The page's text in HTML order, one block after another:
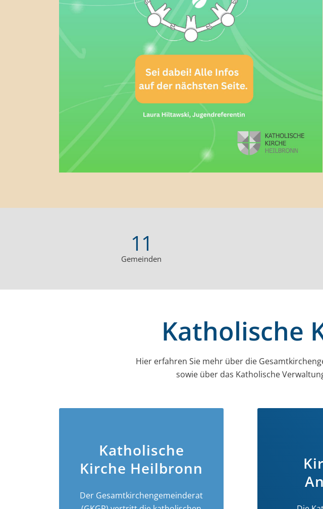
11
Gemeinden
Katholische
Hier erfahren Sie mehr über die
sowie über das Katholische
Katholische
Kirche Heilbronn
Der Gesamt­­kirchen­­gemeinderat